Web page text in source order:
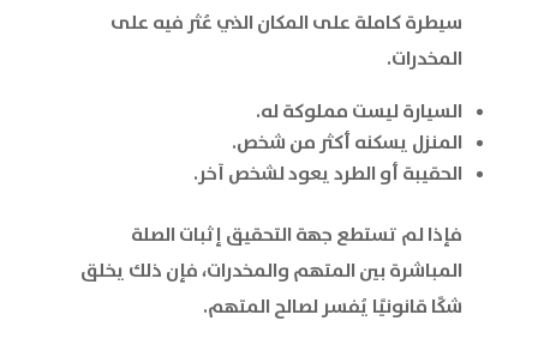
سيطرة كاملة على المكان الذي عُثر فيه على
المخدرات.
السيارة ليست مملوكة له.
المنزل يسكنه أكثر من شخص.
الحقيبة أو الطرد يعود لشخص آخر.
فإذا لم تستطع جهة التحقيق إثبات الصلة
المباشرة بين المتهم والمخدرات، فإن ذلك يخلق
شكًا قانونيًا يُفسر لصالح المتهم.